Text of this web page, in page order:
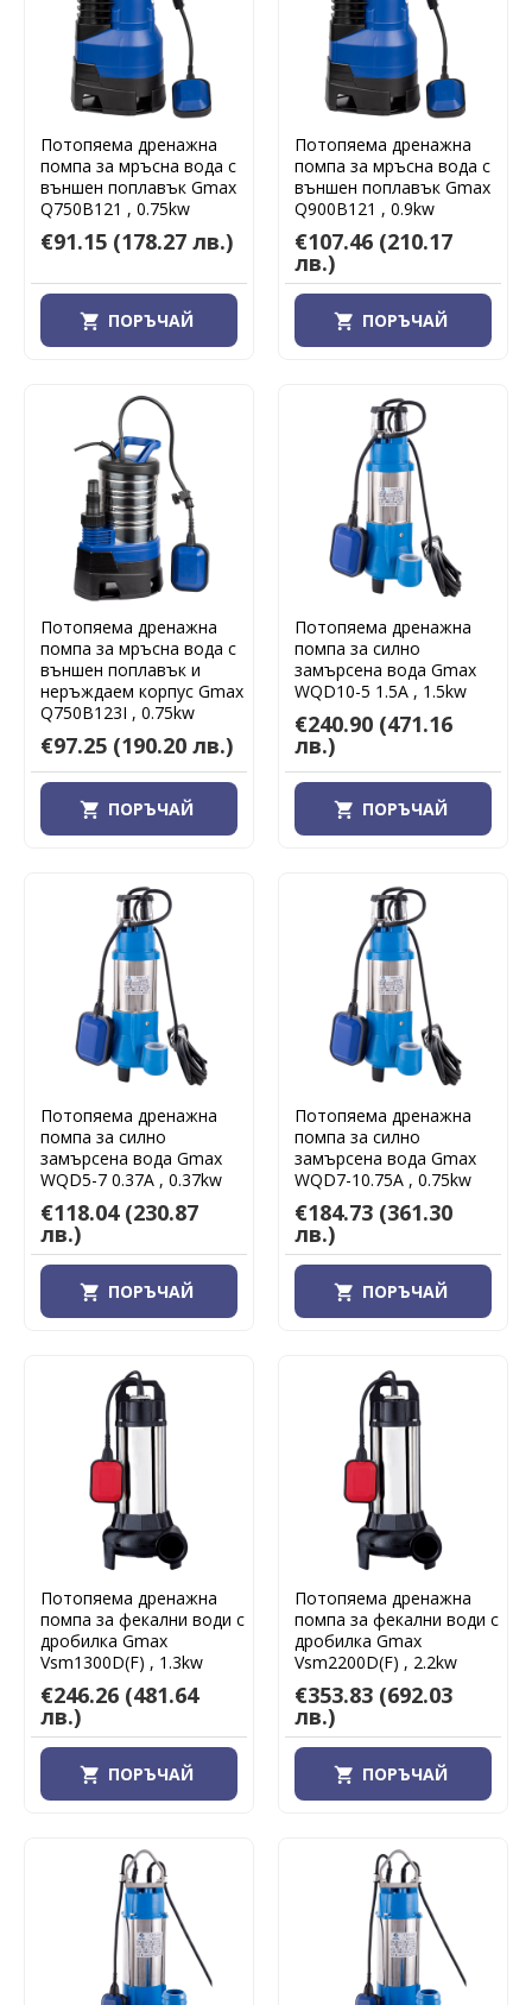
Потопяема дренажна
помпа за мръсна вода с
външен поплавък Gmax
Q750B121 , 0.75kw
€91.15 (178.27 лв.)
ПОРЪЧАЙ
Потопяема дренажна
помпа за мръсна вода с
външен поплавък Gmax
Q900B121 , 0.9kw
€107.46 (210.17
лв.)
ПОРЪЧАЙ
Потопяема дренажна
помпа за мръсна вода с
външен поплавък и
неръждаем корпус Gmax
Q750B123I , 0.75kw
€97.25 (190.20 лв.)
ПОРЪЧАЙ
Потопяема дренажна
помпа за силно
замърсена вода Gmax
WQD10-5 1.5A , 1.5kw
€240.90 (471.16
лв.)
ПОРЪЧАЙ
Потопяема дренажна
помпа за силно
замърсена вода Gmax
WQD5-7 0.37A , 0.37kw
€118.04 (230.87
лв.)
ПОРЪЧАЙ
Потопяема дренажна
помпа за силно
замърсена вода Gmax
WQD7-10.75A , 0.75kw
€184.73 (361.30
лв.)
ПОРЪЧАЙ
Потопяема дренажна
помпа за фекални води с
дробилка Gmax
Vsm1300D(F) , 1.3kw
€246.26 (481.64
лв.)
ПОРЪЧАЙ
Потопяема дренажна
помпа за фекални води с
дробилка Gmax
Vsm2200D(F) , 2.2kw
€353.83 (692.03
лв.)
ПОРЪЧАЙ